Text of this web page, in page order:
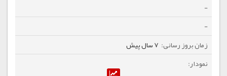
-
-
7 سال پیش